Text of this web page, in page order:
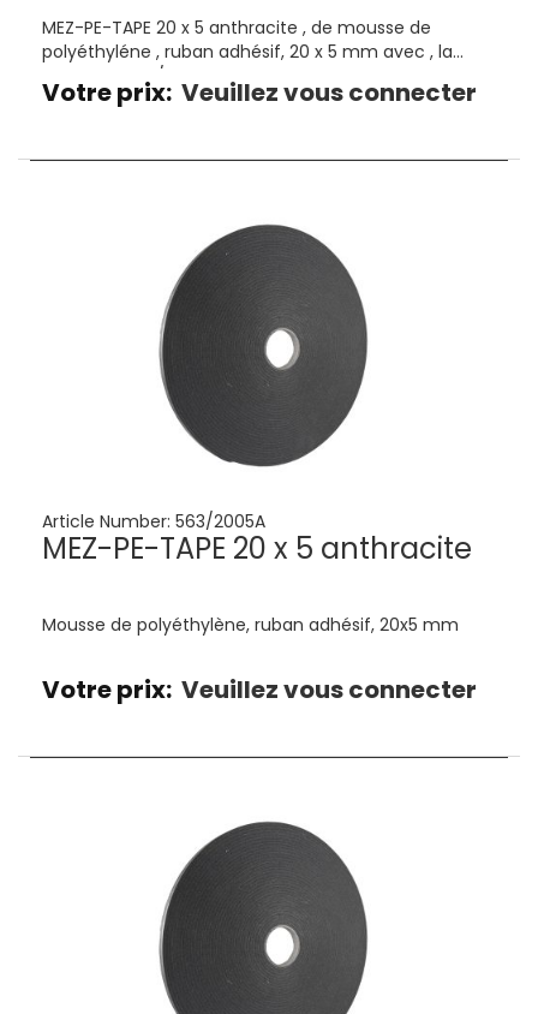
MEZ-PE-TAPE 20 x 5 anthracite , de mousse de
polyéthyléne , ruban adhésif, 20 x 5 mm avec , la
feuille, 10 mtr./Rôle
Votre prix: Veuillez vous connecter
Article Number: 563/2005A
MEZ-PE-TAPE 20 x 5 anthracite
Mousse de polyéthylène, ruban adhésif, 20x5 mm
Votre prix: Veuillez vous connecter